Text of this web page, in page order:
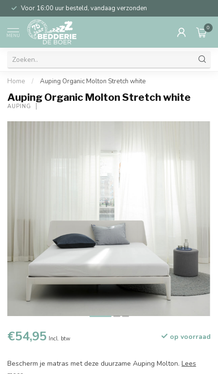
Voor 16:00 uur besteld, vandaag verzonden
MENU
0
Home / Auping Organic Molton Stretch white
Auping Organic Molton Stretch white
AUPING
€54,95 Incl. btw op voorraad
Bescherm je matras met deze duurzame Auping Molton. Lees